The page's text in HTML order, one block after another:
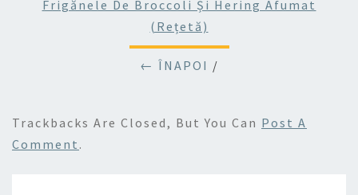
Frigănele De Broccoli Și Hering Afumat
(rețetă)
← ÎNAPOI /
Trackbacks Are Closed, But You Can Post A
Comment .